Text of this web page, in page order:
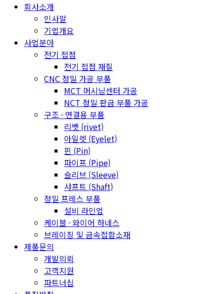
회사소개
인사말
기업개요
사업분야
전기 접점
전기 접점 재질
CNC 정밀 가공 부품
MCT 머시닝센터 가공
NCT 정밀 판금 부품 가공
구조 · 연결용 부품
리벳 (rivet)
아일렛 (Eyelet)
핀 (Pin)
파이프 (Pipe)
슬리브 (Sleeve)
샤프트 (Shaft)
정밀 프레스 부품
설비 라인업
케이블 · 와이어 하네스
브레이징 및 금속접합소재
제품문의
개발의뢰
고객지원
파트너십